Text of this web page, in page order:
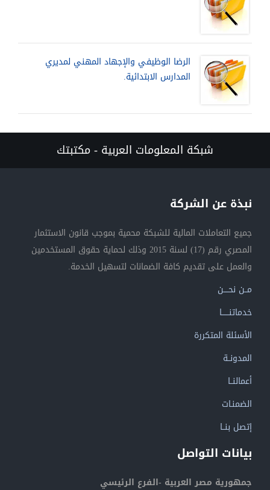
الرضا الوظيفي والإجهاد المهني لمديري
المدارس الابتدائية.
شبكة المعلومات العربية - مكتبتك
نبذة عن الشركة
جميع التعاملات المالية للشبكة محمية بموجب قانون الاستثمار
المصري رقم (17) لسنة 2015 وذلك لحماية حقوق المستخدمين
والعمل على تقديم كافة الضمانات لتسهيل الخدمة.
مــن نحــــن
خدماتنــــــا
الأسئلة المتكررة
المدونــة
أعمالنــا
الضمنـات
إتصل بنــا
بيانات التواصل
جمهورية مصر العربية -الفرع الرئيسي